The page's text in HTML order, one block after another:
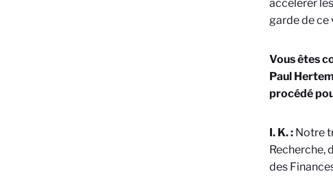
accélérer
garde de
Vous êtes
Paul
procédé
I. K. :Notre
Recherche,
des